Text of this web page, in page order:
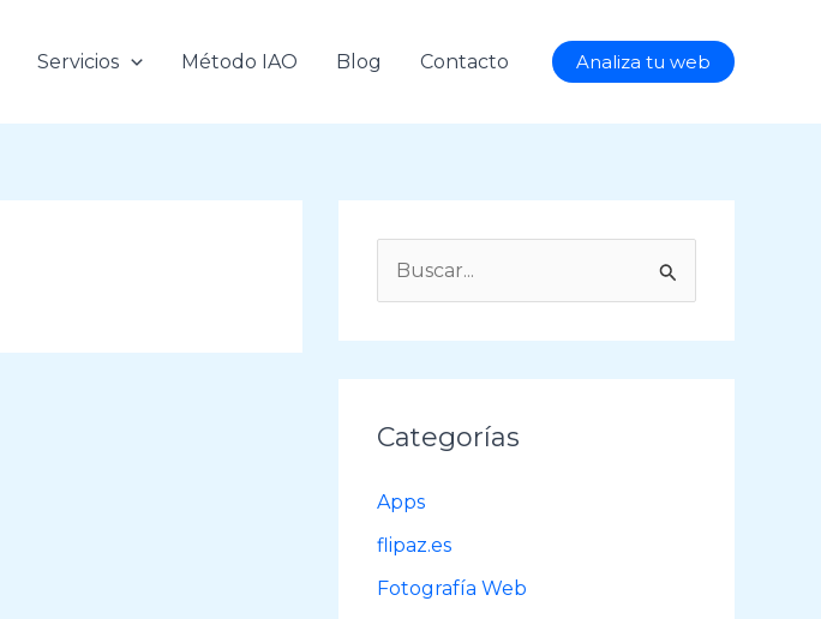
Servicios Método IAO Blog Contacto Analiza tu web
r
:
Categorías
Apps
flipaz.es
Fotografía Web